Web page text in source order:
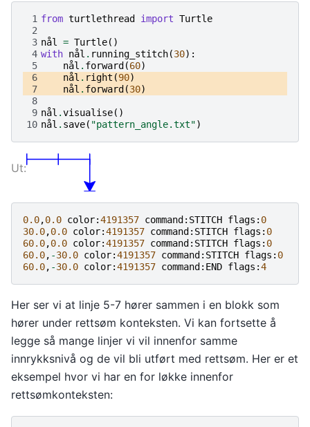
1 from turtlethread import Turtle
2
3 nål = Turtle()
4 with nål . running_stitch(30):
5
nål . forward (60)
6
nål . right (90)
7
nål . forward (30)
8
9 nål .visualise()
10 nål . save( "pattern_angle.txt")
0.0,0.0 color:4191357 command : STITCH flags : 0
30.0,0.0 color:4191357 command : STITCH flags : 0
60.0,0.0 color:4191357 command : STITCH flags : 0
60.0, -30.0 color:4191357 command : STITCH flags : 0
60.0, -30.0 color:4191357 command : END flags :4
Her ser vi at linje 5-7 hører sammen i en blokk som
hører under rettsøm konteksten. Vi kan fortsette å
legge så mange linjer vi vil innenfor samme
innrykksnivå og de vil bli utført med rettsøm. Her er et
eksempel hvor vi har en for løkke innenfor
rettsømkonteksten: